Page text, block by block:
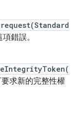
錯誤。
求新的完整性權